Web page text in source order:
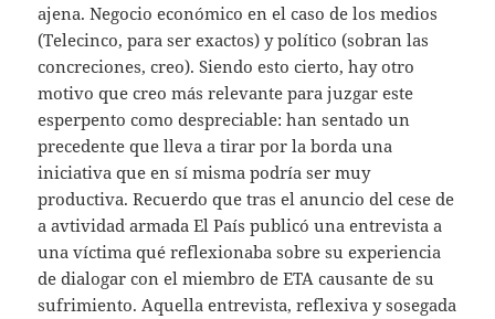
ajena. Negocio económico en el caso de los medios
(Telecinco, para ser exactos) y político (sobran las
concreciones, creo). Siendo esto cierto, hay otro
motivo que creo más relevante para juzgar este
esperpento como despreciable: han sentado un
precedente que lleva a tirar por la borda una
iniciativa que en sí misma podría ser muy
productiva. Recuerdo que tras el anuncio del cese de
a avtividad armada El País publicó una entrevista a
una víctima qué reflexionaba sobre su experiencia
de dialogar con el miembro de ETA causante de su
sufrimiento. Aquella entrevista, reflexiva y sosegada